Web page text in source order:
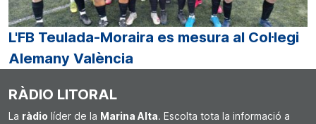
L'FB Teulada-Moraira es mesura al Col·legi
Alemany València
RÀDIO LITORAL
La ràdio líder de la Marina Alta. Escolta tota la informació a